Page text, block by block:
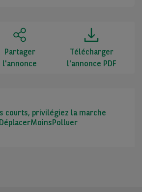
Partager
l'annonce
Télécharger
l'annonce PDF
courts, privilégiez la marche